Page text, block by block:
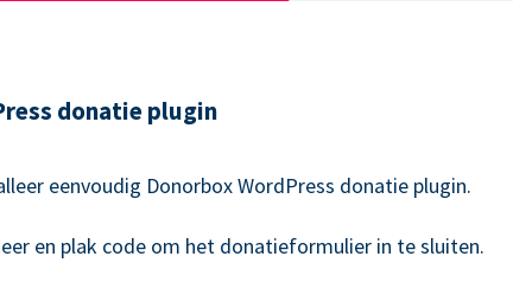
donatie plugin
eenvoudig Donorbox WordPress donatie plugin.
en plak code om het donatieformulier in te sluiten.